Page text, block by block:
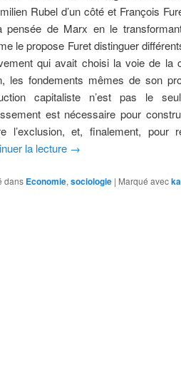
Rubel d’un côté et François
pensée de Marx en le
le propose Furet distinguer
qui avait choisi la voie de la
les fondements mêmes de son
capitaliste n’est pas le
est nécessaire pour
l’exclusion, et, finalement, pour
la lecture →
dans Economie, sociologie | Marqué avec